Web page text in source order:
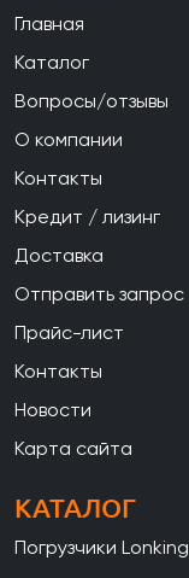
Главная
Каталог
Вопросы/отзывы
О компании
Контакты
Кредит / лизинг
Доставка
Отправить запрос
Прайс-лист
Контакты
Новости
Карта сайта
КАТАЛОГ
Погрузчики Lonking